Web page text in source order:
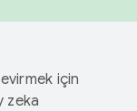
için
zeka